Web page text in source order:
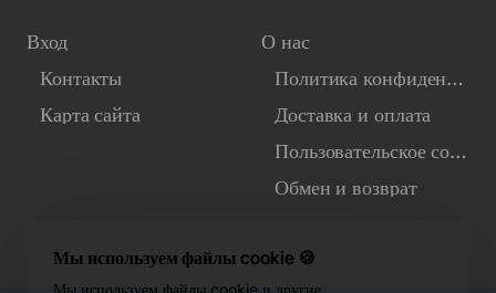
Мы используем файлы cookie 🍪
Мы используем файлы cookie и другие
Вход
Контакты
Карта сайта
О нас
Политика конфиденциальности
Доставка и оплата
Пользовательское соглашение
Обмен и возврат